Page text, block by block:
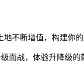
不断增值，构建你的
而战，体验升降级的